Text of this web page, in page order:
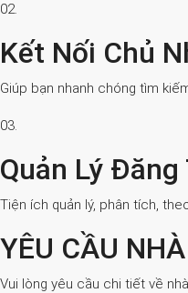
02.
Kết Nối Chủ
Giúp bạn nhanh chóng tìm
03.
Quản Lý Đăng
Tiện ích quản lý, phân tích,
YÊU CẦU
Vui lòng yêu cầu chi tiết về